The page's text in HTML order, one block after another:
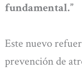
fundamental.”
Este nuevo
prevención de